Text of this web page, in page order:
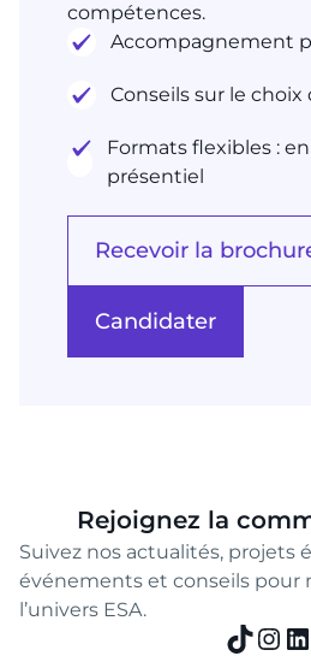
compétences.
Accompagnement
Conseils sur le
Formats flexibles :
présentiel
Recevoir la
Candidater
Rejoignez la
Suivez nos actualités, projets
événements et conseils pour
l’univers ESA.
TikTok